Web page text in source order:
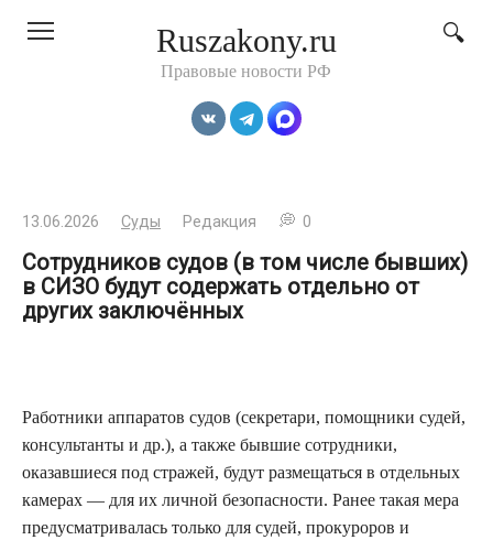
Ruszakony.ru
Правовые новости РФ
13.06.2026 Суды Редакция 0
Сотрудников судов (в том числе бывших)
в СИЗО будут содержать отдельно от
других заключённых
Работники аппаратов судов (секретари, помощники судей,
консультанты и др.), а также бывшие сотрудники,
оказавшиеся под стражей, будут размещаться в отдельных
камерах — для их личной безопасности. Ранее такая мера
предусматривалась только для судей, прокуроров и